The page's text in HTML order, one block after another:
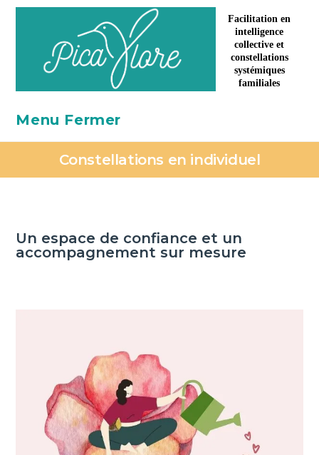
Facilitation en
intelligence
collective et
constellations
systémiques
familiales
Menu Fermer
Constellations en individuel
Un espace de confiance et un
accompagnement sur mesure